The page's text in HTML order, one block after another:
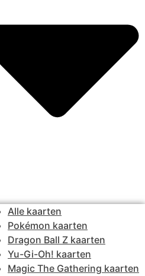
Alle kaarten
Pokémon kaarten
Dragon Ball Z kaarten
Yu-Gi-Oh! kaarten
Magic The Gathering kaarten